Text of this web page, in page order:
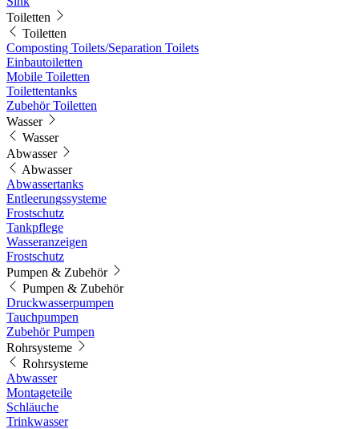
Toiletten
Toiletten
Composting Toilets/Separation Toilets
Einbautoiletten
Mobile Toiletten
Toilettentanks
Zubehör Toiletten
Wasser
Wasser
Abwasser
Abwasser
Abwassertanks
Entleerungssysteme
Frostschutz
Tankpflege
Wasseranzeigen
Frostschutz
Pumpen & Zubehör
Pumpen & Zubehör
Druckwasserpumpen
Tauchpumpen
Zubehör Pumpen
Rohrsysteme
Rohrsysteme
Abwasser
Montageteile
Schläuche
Trinkwasser